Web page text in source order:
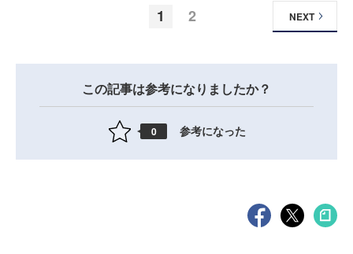
1 2 NEXT
この記事は参考になりましたか？
0 参考になった